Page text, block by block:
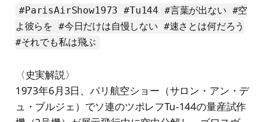
#ParisAirShow1973 #Tu144 #言葉が出ない #空
よ彼らを #今日だけは自慢しない #速さとは何だろう
#それでも私は飛ぶ
〈史実解説〉
1973年6月3日、パリ航空ショー（サロン・アン・デ
ュ・ブルジェ）でソ連のツポレフTu‑144の量産試作